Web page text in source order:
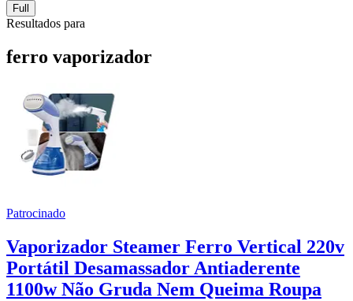
Full
Resultados para
ferro vaporizador
Patrocinado
Vaporizador Steamer Ferro Vertical 220v
Portátil Desamassador Antiaderente
1100w Não Gruda Nem Queima Roupa